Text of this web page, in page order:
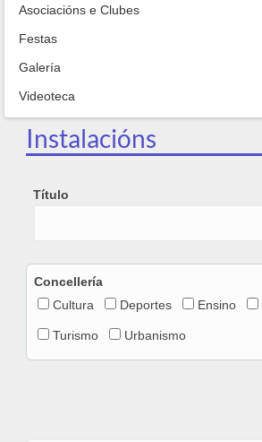
Asociacións e Clubes
Festas
Galería
Videoteca
Instalacións
Título
Concellería
Cultura
Deportes Ensino
Turismo Urbanismo